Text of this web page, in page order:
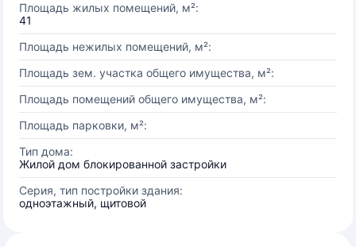
Площадь жилых помещений, м²:
41
Площадь нежилых помещений, м²:
Площадь зем. участка общего имущества, м²:
Площадь помещений общего имущества, м²:
Площадь парковки, м²:
Тип дома:
Жилой дом блокированной застройки
Серия, тип постройки здания:
одноэтажный, щитовой